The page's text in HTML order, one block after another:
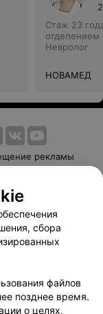
Стаж 23
отделением
Невролог
НОВАМЕД
рекламы
оплаты
сбора
файлов
позднее время.
о целях,